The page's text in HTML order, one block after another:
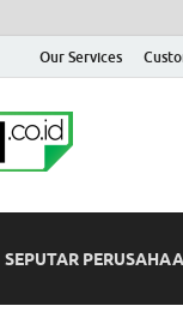
Our Services
SEPUTAR